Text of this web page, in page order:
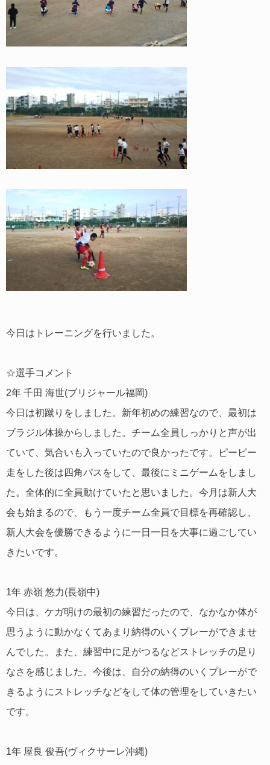
今日はトレーニングを行いました。
☆選手コメント
2年 千田 海世(ブリジャール福岡)
今日は初蹴りをしました。新年初めの練習なので、最初は
ブラジル体操からしました。チーム全員しっかりと声が出
ていて、気合いも入っていたので良かったです。ピーピー
走をした後は四角パスをして、最後にミニゲームをしまし
た。全体的に全員動けていたと思いました。今月は新人大
会も始まるので、もう一度チーム全員で目標を再確認し、
新人大会を優勝できるように一日一日を大事に過ごしてい
きたいです。
1年 赤嶺 悠力(長嶺中)
今日は、ケガ明けの最初の練習だったので、なかなか体が
思うように動かなくてあまり納得のいくプレーができませ
んでした。また、練習中に足がつるなどストレッチの足り
なさを感じました。今後は、自分の納得のいくプレーがで
きるようにストレッチなどをして体の管理をしていきたい
です。
1年 屋良 俊吾(ヴィクサーレ沖縄)